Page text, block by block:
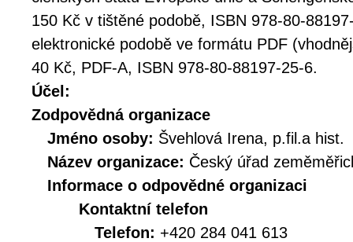
150 Kč v tištěné podobě, ISBN 978-80-
elektronické podobě ve formátu PDF
40 Kč, PDF-A, ISBN 978-80-88197-25-6.
Účel:
Zodpovědná organizace
Jméno osoby: Švehlová Irena, p.fil.a hist.
Název organizace: Český úřad
Informace o odpovědné organizaci
Kontaktní telefon
Telefon: +420 284 041 613